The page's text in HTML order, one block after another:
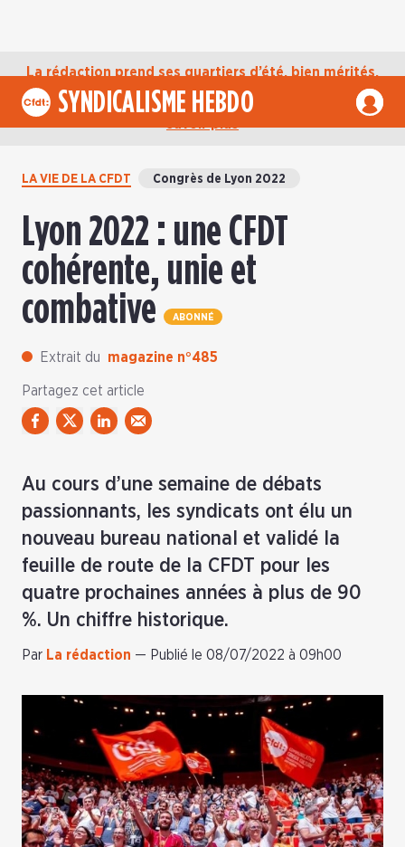
La rédaction prend ses quartiers d’été, bien mérités,
jusqu’au mardi 1er septembre. D’ici là, retrouvez
l’actualité de la CFDT sur notre compte Bluesky. En
SYNDICALISME HEBDO
LA VIE DE LA CFDT Congrès de Lyon 2022
Lyon 2022 : une CFDT
cohérente, unie et
combative
ABONNÉ
Extrait du magazine n°485
Partagez cet article
Au cours d’une semaine de débats
passionnants, les syndicats ont élu un
nouveau bureau national et validé la
feuille de route de la CFDT pour les
quatre prochaines années à plus de 90
%. Un chiffre historique.
Par La rédaction — Publié le 08/07/2022 à 09h00